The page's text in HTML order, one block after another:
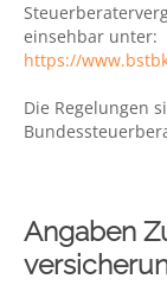
einsehbar unter:
https://
Die Regelungen
Angaben